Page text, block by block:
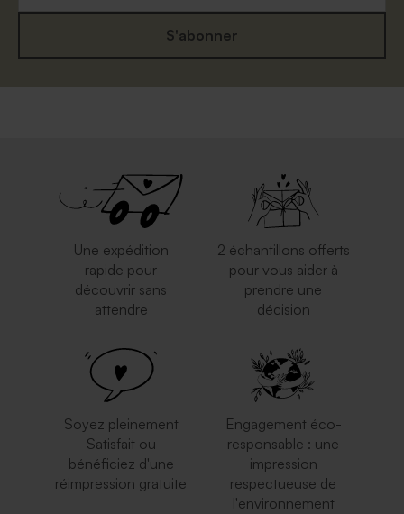
S'abonner
Une expédition
rapide pour
découvrir sans
attendre
2 échantillons offerts
pour vous aider à
prendre une
décision
Soyez pleinement
Satisfait ou
bénéficiez d'une
réimpression gratuite
Engagement éco-
responsable : une
impression
respectueuse de
l'environnement